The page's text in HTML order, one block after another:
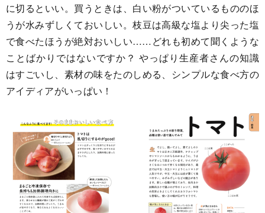
に切るといい。買うときは、白い粉がついているもののほ
うが水みずしくておいしい。枝豆は高級な塩より尖った塩
で食べたほうが絶対おいしい……どれも初めて聞くような
ことばかりではないですか？ やっぱり生産者さんの知識
はすごいし、素材の味をたのしめる、シンプルな食べ方の
アイディアがいっぱい！